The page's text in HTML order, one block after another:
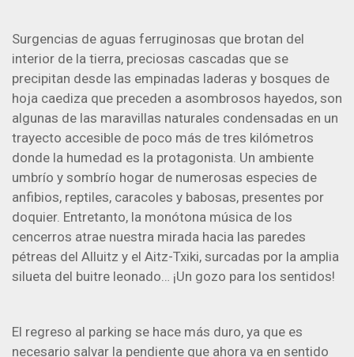
Surgencias de aguas ferruginosas que brotan del
interior de la tierra, preciosas cascadas que se
precipitan desde las empinadas laderas y bosques de
hoja caediza que preceden a asombrosos hayedos, son
algunas de las maravillas naturales condensadas en un
trayecto accesible de poco más de tres kilómetros
donde la humedad es la protagonista. Un ambiente
umbrío y sombrío hogar de numerosas especies de
anfibios, reptiles, caracoles y babosas, presentes por
doquier. Entretanto, la monótona música de los
cencerros atrae nuestra mirada hacia las paredes
pétreas del Alluitz y el Aitz-Txiki, surcadas por la amplia
silueta del buitre leonado… ¡Un gozo para los sentidos!
El regreso al parking se hace más duro, ya que es
necesario salvar la pendiente que ahora va en sentido